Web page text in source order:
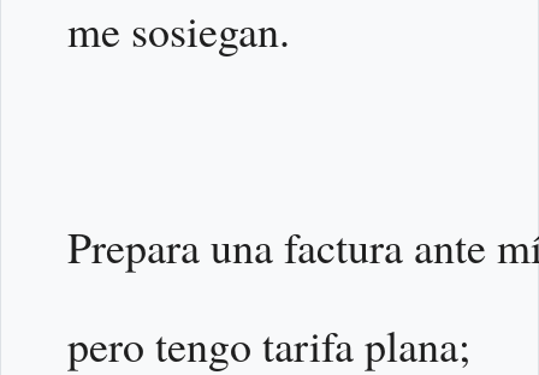
me sosiegan.
Prepara una factura ante
pero tengo tarifa plana;